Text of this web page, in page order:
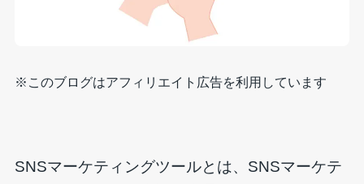
※このブログはアフィリエイト広告を利用しています
SNSマーケティングツールとは、SNSマーケテ